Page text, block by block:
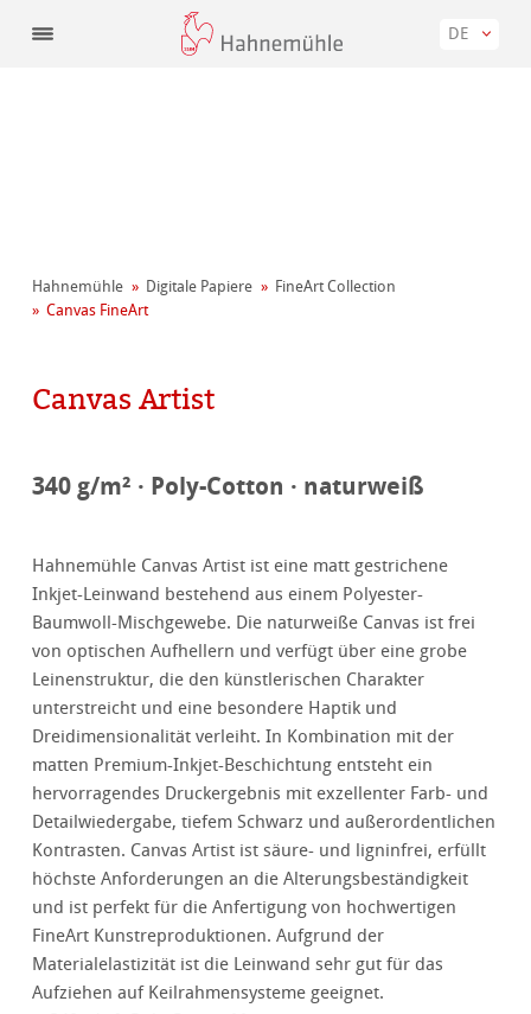
DE
Hahnemühle Digitale Papiere
FineArt Collection
Canvas FineArt
Canvas Artist
340 g/m² · Poly-Cotton · naturweiß
Hahnemühle Canvas Artist ist eine matt gestrichene
Inkjet-Leinwand bestehend aus einem Polyester-
Baumwoll-Mischgewebe. Die naturweiße Canvas ist frei
von optischen Aufhellern und verfügt über eine grobe
Leinenstruktur, die den künstlerischen Charakter
unterstreicht und eine besondere Haptik und
Dreidimensionalität verleiht. In Kombination mit der
matten Premium-Inkjet-Beschichtung entsteht ein
hervorragendes Druckergebnis mit exzellenter Farb- und
Detailwiedergabe, tiefem Schwarz und außerordentlichen
Kontrasten. Canvas Artist ist säure- und ligninfrei, erfüllt
höchste Anforderungen an die Alterungsbeständigkeit
und ist perfekt für die Anfertigung von hochwertigen
FineArt Kunstreproduktionen. Aufgrund der
Materialelastizität ist die Leinwand sehr gut für das
Aufziehen auf Keilrahmensysteme geeignet.